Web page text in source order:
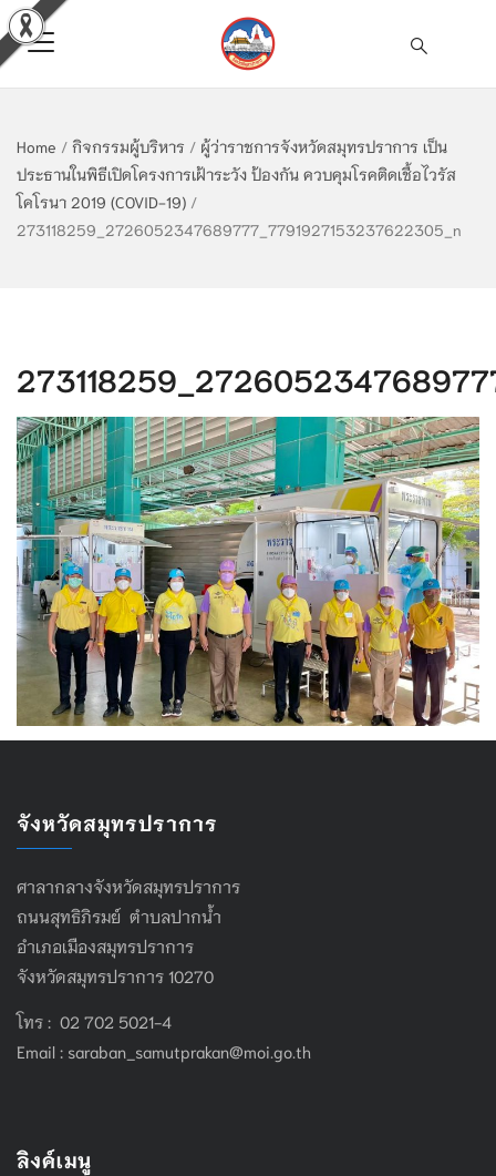
Home / กิจกรรมผู้บริหาร / ผู้ว่าราชการจังหวัดสมุทรปราการ เป็น
ประธานในพิธีเปิดโครงการเฝ้าระวัง ป้องกัน ควบคุมโรคติดเชื้อไวรัส
โคโรนา 2019 (COVID-19) /
273118259_2726052347689777_7791927153237622305_n
จังหวัดสมุทรปราการ
ศาลากลางจังหวัดสมุทรปราการ
ถนนสุทธิภิรมย์ ตำบลปากน้ำ
อำเภอเมืองสมุทรปราการ
จังหวัดสมุทรปราการ 10270
โทร : 02 702 5021-4
Email : saraban_samutprakan@moi.go.th
ลิงค์เมนู